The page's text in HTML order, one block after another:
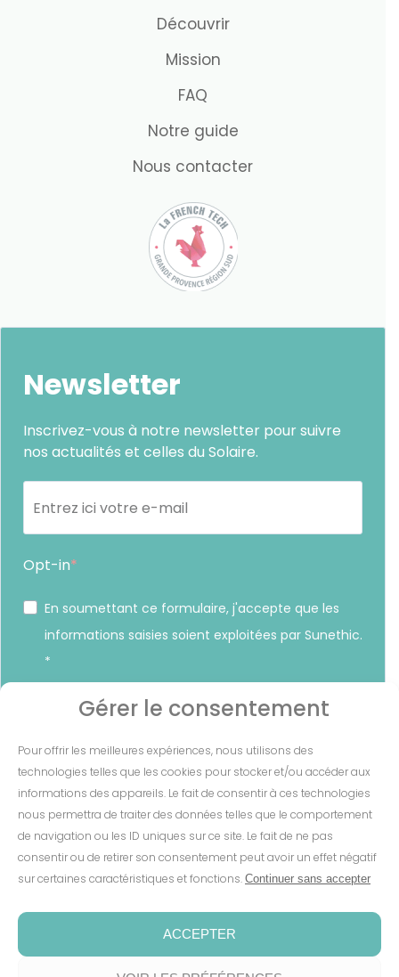
Gérer le consentement
Pour offrir les meilleures expériences, nous utilisons des
technologies telles que les cookies pour stocker et/ou accéder aux
informations des appareils. Le fait de consentir à ces technologies
nous permettra de traiter des données telles que le comportement
de navigation ou les ID uniques sur ce site. Le fait de ne pas
consentir ou de retirer son consentement peut avoir un effet négatif
sur certaines caractéristiques et fonctions. Continuer sans accepter
ACCEPTER
Découvrir
Mission
FAQ
Notre guide
Nous contacter
Newsletter
Inscrivez-vous à notre newsletter pour suivre
nos actualités et celles du Solaire.
Opt-in
En soumettant ce formulaire, j'accepte que les
informations saisies soient exploitées par Sunethic.
*
Vous pouvez vous désinscrire à tout moment en cliquant sur
S'INSCRIRE
Mentions Légales-CGV- Cookies-
Espace presse